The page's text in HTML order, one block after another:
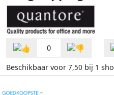
0
Beschikbaar voor 7,50 bij 1